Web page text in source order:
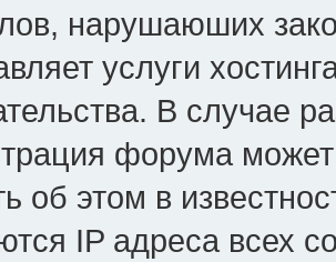
нарушаюших
услуги
В случае
форума
об этом в
IP адреса всех